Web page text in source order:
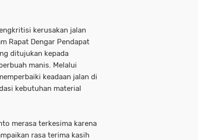
kerusakan jalan
Rapat Dengar Pendapat
ditujukan kepada
manis. Melalui
keadaan jalan di
kebutuhan material
merasa terkesima karena
rasa terima kasih